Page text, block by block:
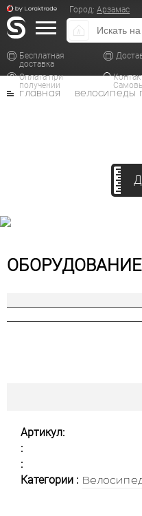
Город: Арзамас
Бесплатная
доставка
Оплата при
получении
главная велосипеды
ОБОРУДОВАНИЕ
Артикул:
:
:
Категории :